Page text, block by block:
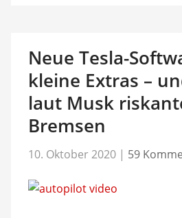
Neue Tesla-
kleine Extras –
laut Musk
Bremsen
10. Oktober 2020 | 59